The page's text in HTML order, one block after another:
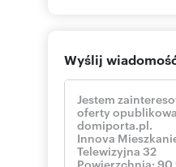
Wyślij